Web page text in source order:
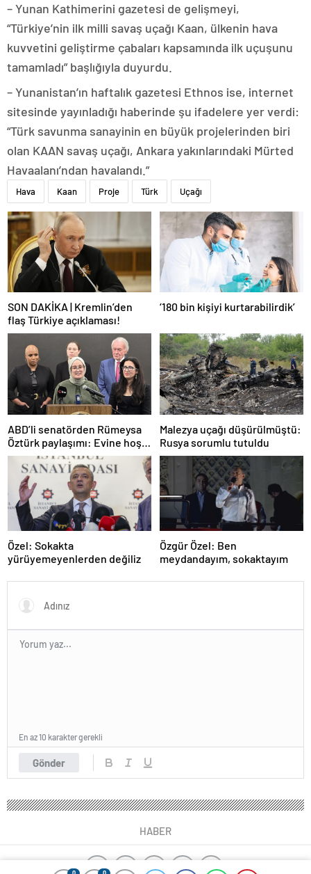
– Yunan Kathimerini gazetesi de gelişmeyi,
“Türkiye’nin ilk milli savaş uçağı Kaan, ülkenin hava
kuvvetini geliştirme çabaları kapsamında ilk uçuşunu
tamamladı” başlığıyla duyurdu.
– Yunanistan’ın haftalık gazetesi Ethnos ise, internet
sitesinde yayınladığı haberinde şu ifadelere yer verdi:
“Türk savunma sanayinin en büyük projelerinden biri
olan KAAN savaş uçağı, Ankara yakınlarındaki Mürted
Havaalanı’ndan havalandı.”
Hava Kaan Proje Türk Uçağı
SON DAKİKA | Kremlin’den
flaş Türkiye açıklaması!
‘180 bin kişiyi kurtarabilirdik’
ABD’li senatörden Rümeysa
Öztürk paylaşımı: Evine hoş
geldin!
Malezya uçağı düşürülmüştü:
Rusya sorumlu tutuldu
Özel: Sokakta
yürüyemeyenlerden değiliz
Özgür Özel: Ben
meydandayım, sokaktayım
Gönder
En az 10 karakter gerekli
HABER